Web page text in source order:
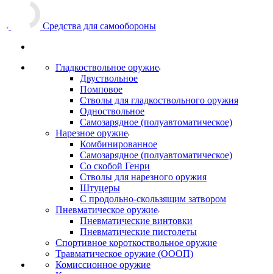
Средства для самообороны
Гладкоствольное оружие
Двуствольное
Помповое
Стволы для гладкоствольного оружия
Одноствольное
Самозарядное (полуавтоматическое)
Нарезное оружие
Комбинированное
Самозарядное (полуавтоматическое)
Со скобой Генри
Стволы для нарезного оружия
Штуцеры
С продольно-скользящим затвором
Пневматическое оружие
Пневматические винтовки
Пневматические пистолеты
Спортивное короткоствольное оружие
Травматическое оружие (ОООП)
Комиссионное оружие